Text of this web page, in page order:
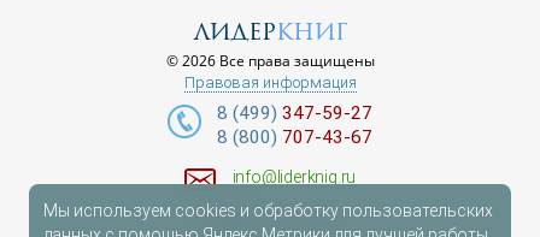
лидеркниг
© 2026 Все права защищены
Правовая информация
8 (499) 347-59-27
8 (800) 707-43-67
info@liderknig.ru
Доставка
Мы используем cookies и обработку пользовательских